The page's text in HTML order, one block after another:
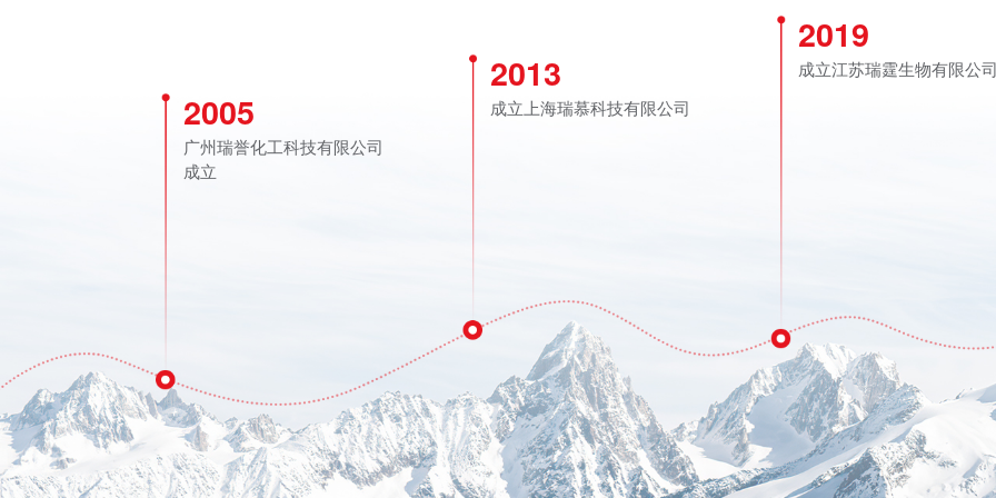
2005
广州瑞誉化工科技有限公司
成立
2013
成立上海瑞慕科技有限公司
2019
成立江苏瑞霆生物有限公